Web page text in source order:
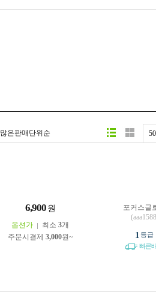
많은판매단위순
6,900 원
옵션가 최소 3개
주문시결제 3,000원~
포커스글
1 등급
빠른